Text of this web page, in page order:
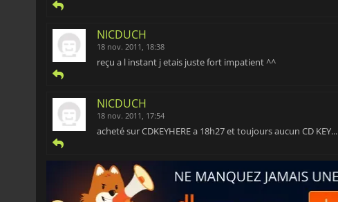
NICDUCH
18 nov. 2011, 18:38
reçu a l instant j etais juste fort impatient ^^
NICDUCH
18 nov. 2011, 17:54
acheté sur CDKEYHERE a 18h27 et toujours aucun CD KEY...